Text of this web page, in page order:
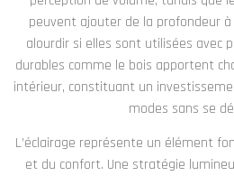
peuvent ajouter de la profondeur
alourdir si elles sont utilisées avec
durables comme le bois apportent
intérieur, constituant un
modes sans se
L’éclairage représente un élément
et du confort. Une stratégie